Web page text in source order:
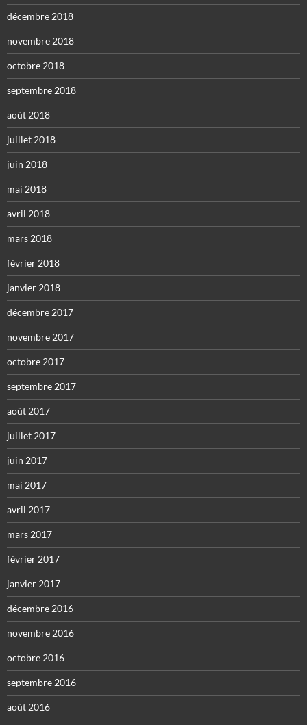
décembre 2018
novembre 2018
octobre 2018
septembre 2018
août 2018
juillet 2018
juin 2018
mai 2018
avril 2018
mars 2018
février 2018
janvier 2018
décembre 2017
novembre 2017
octobre 2017
septembre 2017
août 2017
juillet 2017
juin 2017
mai 2017
avril 2017
mars 2017
février 2017
janvier 2017
décembre 2016
novembre 2016
octobre 2016
septembre 2016
août 2016